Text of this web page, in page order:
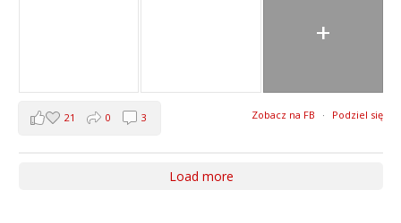
+
Zobacz na FB · Podziel się
21 0 3
Load more